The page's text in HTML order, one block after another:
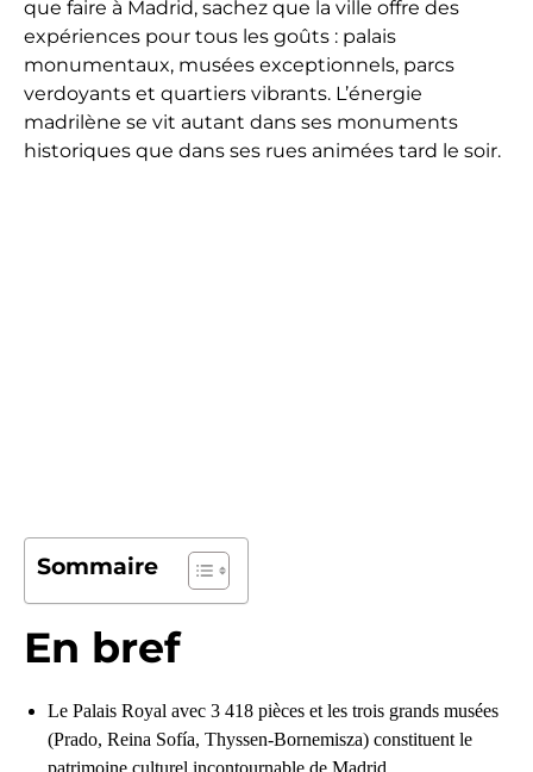
que faire à Madrid, sachez que la ville offre des
expériences pour tous les goûts : palais
monumentaux, musées exceptionnels, parcs
verdoyants et quartiers vibrants. L’énergie
madrilène se vit autant dans ses monuments
historiques que dans ses rues animées tard le soir.
Sommaire
En bref
Le Palais Royal avec 3 418 pièces et les trois grands musées
(Prado, Reina Sofía, Thyssen-Bornemisza) constituent le
patrimoine culturel incontournable de Madrid